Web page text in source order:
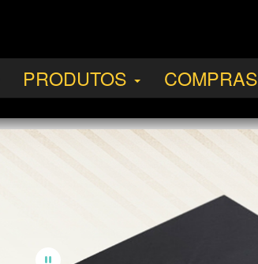
PRODUTOS COMPRAS